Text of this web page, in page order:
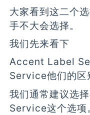
大家看到这二个
手不大会选择。
我们先来看下
Accent Label
Service他们的区
我们通常建议选
Service这个选